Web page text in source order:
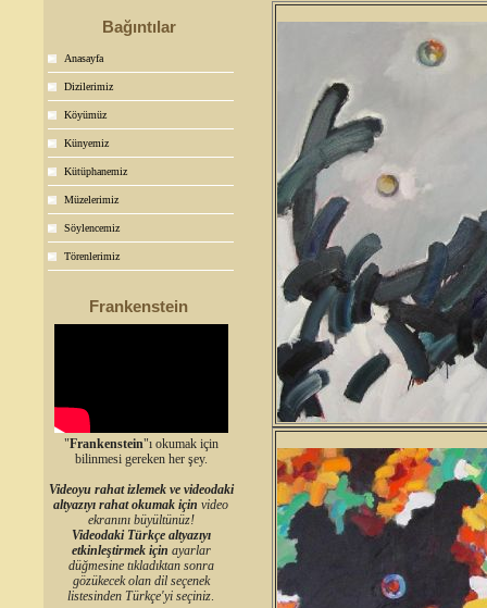
Bağıntılar
Anasayfa
Dizilerimiz
Köyümüz
Künyemiz
Kütüphanemiz
Müzelerimiz
Söylencemiz
Törenlerimiz
Frankenstein
"Frankenstein"ı okumak için
bilinmesi gereken her şey.
Videoyu rahat izlemek ve videodaki
altyazıyı rahat okumak için video
ekranını büyültünüz!
Videodaki Türkçe altyazıyı
etkinleştirmek için ayarlar
düğmesine tıkladıktan sonra
gözükecek olan dil seçenek
listesinden Türkçe'yi seçiniz.